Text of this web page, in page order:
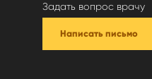
Задать вопрос врачу
Написать письмо